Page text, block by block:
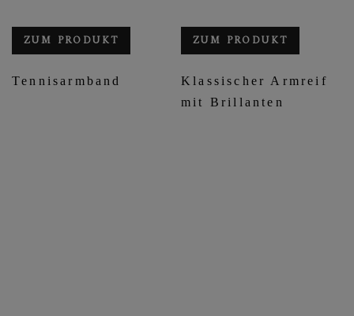
ZUM PRODUKT
Tennisarmband
ZUM PRODUKT
Klassischer Armreif
mit Brillanten